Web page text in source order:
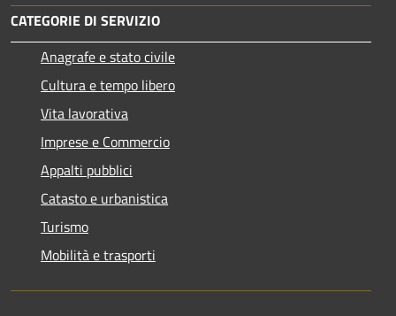
CATEGORIE DI SERVIZIO
Anagrafe e stato civile
Cultura e tempo libero
Vita lavorativa
Imprese e Commercio
Appalti pubblici
Catasto e urbanistica
Turismo
Mobilità e trasporti